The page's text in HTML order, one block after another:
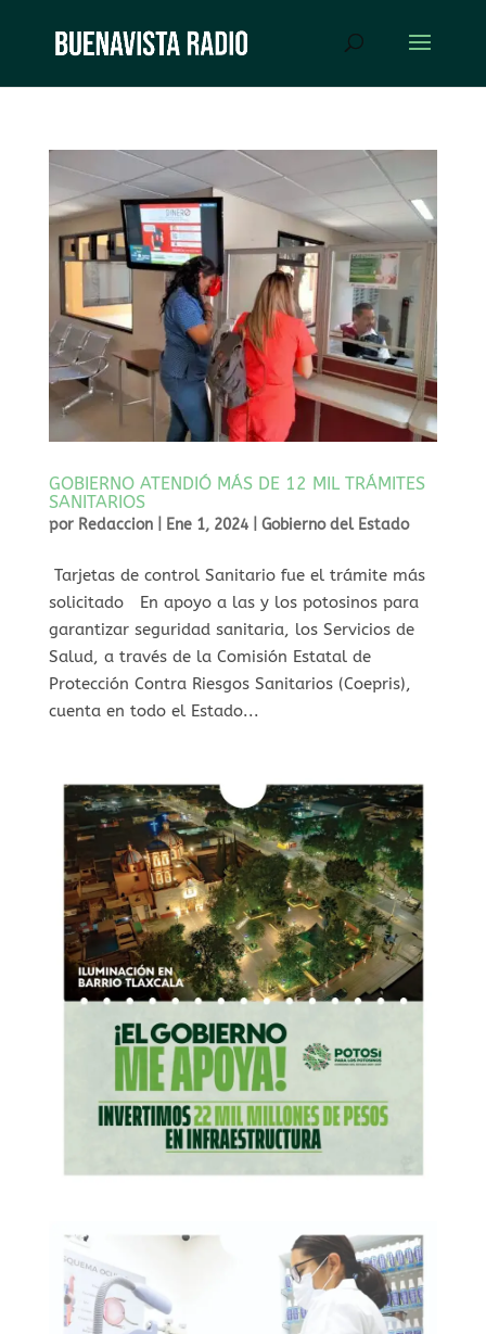
GOBIERNO ATENDIÓ MÁS DE 12 MIL TRÁMITES
SANITARIOS
por Redaccion| Ene 1, 2024| Gobierno del Estado
Tarjetas de control Sanitario fue el trámite más
solicitado En apoyo a las y los potosinos para
garantizar seguridad sanitaria, los Servicios de
Salud, a través de la Comisión Estatal de
Protección Contra Riesgos Sanitarios (Coepris),
cuenta en todo el Estado...